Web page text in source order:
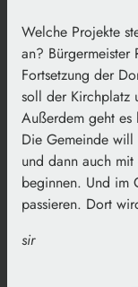
Welche Projekte
an? Bürgermeister
Fortsetzung der
soll der Kirchplatz
Außerdem geht es
Die Gemeinde will
und dann auch
beginnen. Und im
passieren. Dort
sir